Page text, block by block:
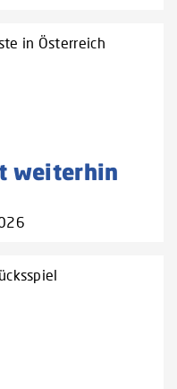
in Österreich
weiterhin